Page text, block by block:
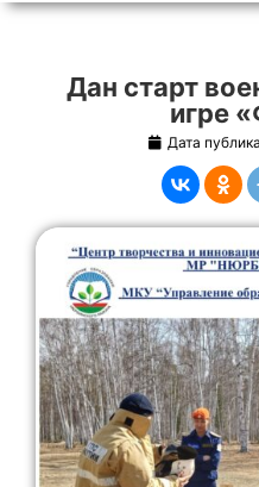
Дан старт
игре
Дата